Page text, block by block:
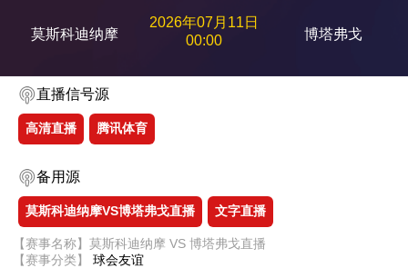
莫斯科迪纳摩
2026年07月11日
00:00
博塔弗戈
直播信号源
高清直播 腾讯体育
备用源
莫斯科迪纳摩VS博塔弗戈直播 文字直播
【赛事名称】莫斯科迪纳摩 VS 博塔弗戈直播
【赛事分类】 球会友谊